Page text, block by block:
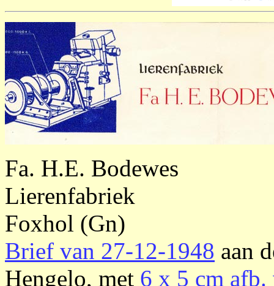
Fa. H.E. Bodewes
Lierenfabriek
Foxhol (Gn)
Brief van 27-12-1948 aan
Hengelo, met 6 x 5 cm afb.